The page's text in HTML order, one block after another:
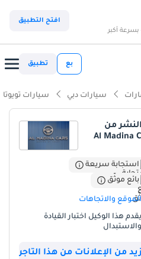
بسرعة أكبر
افتح التطبيق
بع تطبيق
سيارات دبي سيارات تويوتا
من
Al Madina
استجابة سريعة
بائع موثّق
الموقع والاتجاهات
يقدم هذا الوكيل اختبار القيادة
والاستبدال
من الإعلانات من هذا التاجر